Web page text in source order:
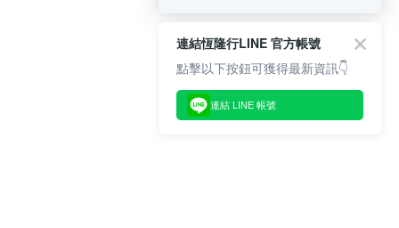
連結恆隆行LINE 官方帳號
點擊以下按鈕可獲得最新資訊👇
連結 LINE 帳號